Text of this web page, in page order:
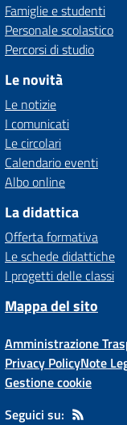
Famiglie e studenti
Personale scolastico
Percorsi di studio
Le novità
Le notizie
I comunicati
Le circolari
Calendario eventi
Albo online
La didattica
Offerta formativa
Le schede didattiche
I progetti delle classi
Mappa del sito
Amministrazione
Privacy PolicyNote
Gestione cookie
Seguici su: